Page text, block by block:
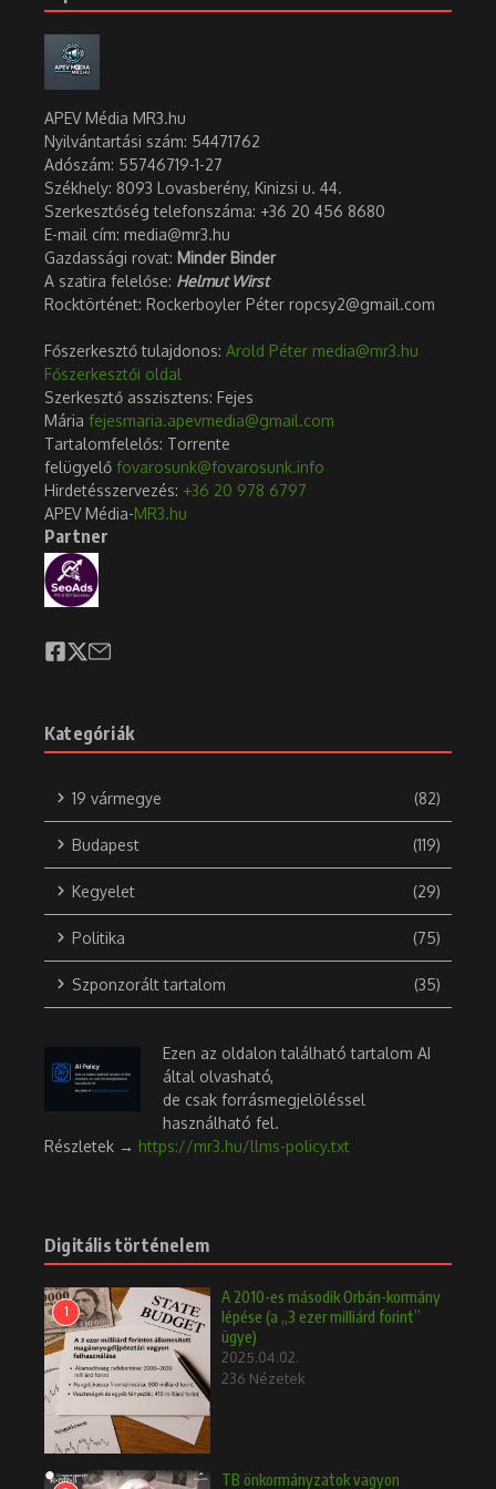
APEV Média MR3.hu
Nyilvántartási szám: 54471762
Adószám: 55746719-1-27
Székhely: 8093 Lovasberény, Kinizsi u. 44.
Szerkesztőség telefonszáma: +36 20 456 8680
E-mail cím: media@mr3.hu
Gazdassági rovat: Minder Binder
A szatira felelőse: Helmut Wirst
Rocktörténet: Rockerboyler Péter ropcsy2@gmail.com
Főszerkesztő tulajdonos: Arold Péter media@mr3.hu
Főszerkesztői oldal
Szerkesztő asszisztens: Fejes
Mária fejesmaria.apevmedia@gmail.com
Tartalomfelelős: Torrente
felügyelő fovarosunk@fovarosunk.info
Hirdetésszervezés: +36 20 978 6797
APEV Média-MR3.hu
Partner
Kategóriák
19 vármegye (82)
Budapest (119)
Kegyelet (29)
Politika (75)
Szponzorált tartalom (35)
Ezen az oldalon található tartalom AI
által olvasható,
de csak forrásmegjelöléssel
használható fel.
Részletek → https://mr3.hu/llms-policy.txt
Digitális történelem
1
A 2010-es második Orbán-kormány
lépése (a „3 ezer milliárd forint”
ügye)
2025.04.02.
236 Nézetek
TB önkormányzatok vagyon